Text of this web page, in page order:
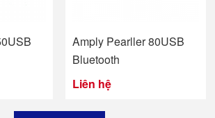
Amply Pearller 80USB
Bluetooth
Liên hệ